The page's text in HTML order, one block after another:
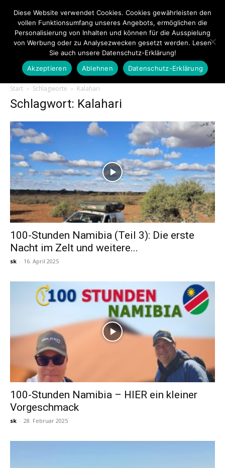
Touristiknews.de
Touristiknews
und
Reiseempfehlungen.
Start Schlagworte Kalahari
Schlagwort: Kalahari
100-Stunden Namibia (Teil 3): Die erste
Nacht im Zelt und weitere...
sk - 16. April 2025
100-Stunden Namibia – HIER ein kleiner
Vorgeschmack
sk - 28. Februar 2025
Diese Website verwendet Cookies. Cookies gewährleisten den
vollen Funktionsumfang unseres Angebots, ermöglichen die
Personalisierung von Inhalten und können für die Ausspielung
von Werbung oder zu Analysezwecken gesetzt werden. Lesen
Sie auch unsere Datenschutz-Erklärung!
Akzeptieren
Ablehnen Datenschutz-Erklärung